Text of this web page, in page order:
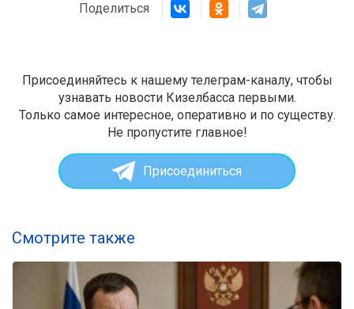
Поделиться
Присоединяйтесь к нашему телеграм-каналу, чтобы
узнавать новости Кизелбасса первыми.
Только самое интересное, оперативно и по существу.
Не пропустите главное!
Присоединиться
Смотрите также